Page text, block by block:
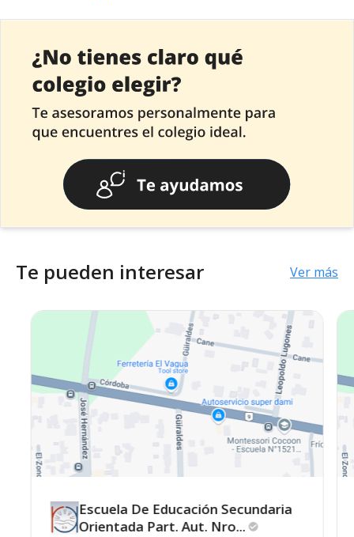
Te pueden interesar Ver más
Escuela De Educación Secundaria
Orientada Part. Aut. Nro...